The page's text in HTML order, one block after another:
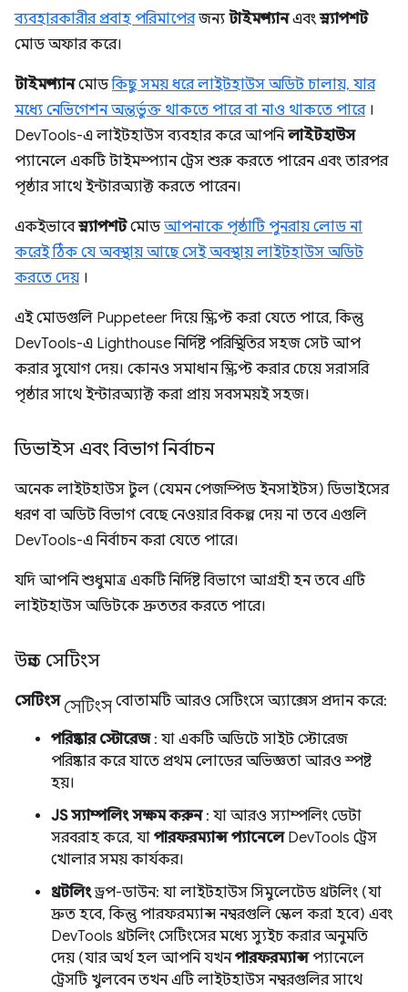
ব্যবহারকারীর প্রবাহ পরিমাপেরজন্য টাইমস্প্যানএবংস্ন্যাপশট
মোড অফার করে।
টাইমস্প্যানমোডকিছু সময় ধরে লাইটহাউস অডিট চালায়, যার
মধ্যে নেভিগেশন অন্তর্ভুক্ত থাকতে পারে বা নাও থাকতে পারে।
DevTools-এ লাইটহাউস ব্যবহার করে আপনিলাইটহাউস
প্যানেলে একটি টাইমস্প্যান ট্রেস শুরু করতে পারেন এবং তারপর
পৃষ্ঠার সাথে ইন্টারঅ্যাক্ট করতে পারেন।
একইভাবেস্ন্যাপশটমোডআপনাকে পৃষ্ঠাটি পুনরায় লোড না
করেই ঠিক যে অবস্থায় আছে সেই অবস্থায় লাইটহাউস অডিট
করতে দেয় ।
এই মোডগুলি Puppeteer দিয়ে স্ক্রিপ্ট করা যেতে পারে, কিন্তু
DevTools-এ Lighthouse নির্দিষ্ট পরিস্থিতির সহজ সেট আপ
করার সুযোগ দেয়। কোনও সমাধান স্ক্রিপ্ট করার চেয়ে সরাসরি
পৃষ্ঠার সাথে ইন্টারঅ্যাক্ট করা প্রায় সবসময়ই সহজ।
ডিভাইস এবং বিভাগ নির্বাচন
অনেক লাইটহাউস টুল (যেমন পেজস্পিড ইনসাইটস) ডিভাইসের
ধরণ বা অডিট বিভাগ বেছে নেওয়ার বিকল্প দেয় না তবে এগুলি
DevTools-এ নির্বাচন করা যেতে পারে।
যদি আপনি শুধুমাত্র একটি নির্দিষ্ট বিভাগে আগ্রহী হন তবে এটি
লাইটহাউস অডিটকে দ্রুততর করতে পারে।
উন্নত সেটিংস
সেটিংস সেটিংসবোতামটি আরও সেটিংসে অ্যাক্সেস প্রদান করে:
পরিষ্কার স্টোরেজ: যা একটি অডিটে সাইট স্টোরেজ
পরিষ্কার করে যাতে প্রথম লোডের অভিজ্ঞতা আরও স্পষ্ট
হয়।
JS স্যাম্পলিং সক্ষম করুন: যা আরও স্যাম্পলিং ডেটা
সরবরাহ করে, যা পারফরম্যান্স প্যানেলেDevTools ট্রেস
খোলার সময় কার্যকর।
থ্রটলিংড্রপ-ডাউন: যা লাইটহাউস সিমুলেটেড থ্রটলিং (যা
দ্রুত হবে, কিন্তু পারফরম্যান্স নম্বরগুলি স্কেল করা হবে) এবং
DevTools থ্রটলিং সেটিংসের মধ্যে স্যুইচ করার অনুমতি
দেয় (যার অর্থ হল আপনি যখনপারফরম্যান্সপ্যানেলে
ট্রেসটি খুলবেন তখন এটি লাইটহাউস নম্বরগুলির সাথে